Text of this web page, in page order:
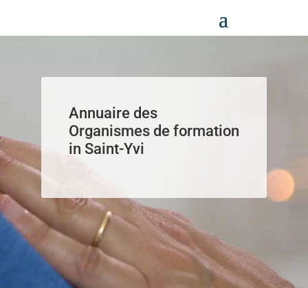
Annuaire des
Organismes de formation
in Saint-Yvi